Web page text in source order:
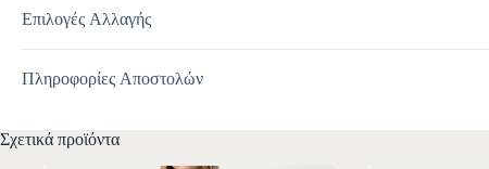
Επιλογές Αλλαγής
Πληροφορίες Αποστολών
Σχετικά προϊόντα